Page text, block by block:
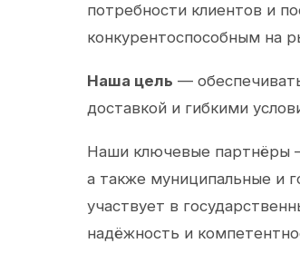
потребности клиентов и
конкурентоспособным на
Наша цель —
доставкой и гибкими
Наши ключевые партнёры
а также муниципальные и
участвует в
надёжность и